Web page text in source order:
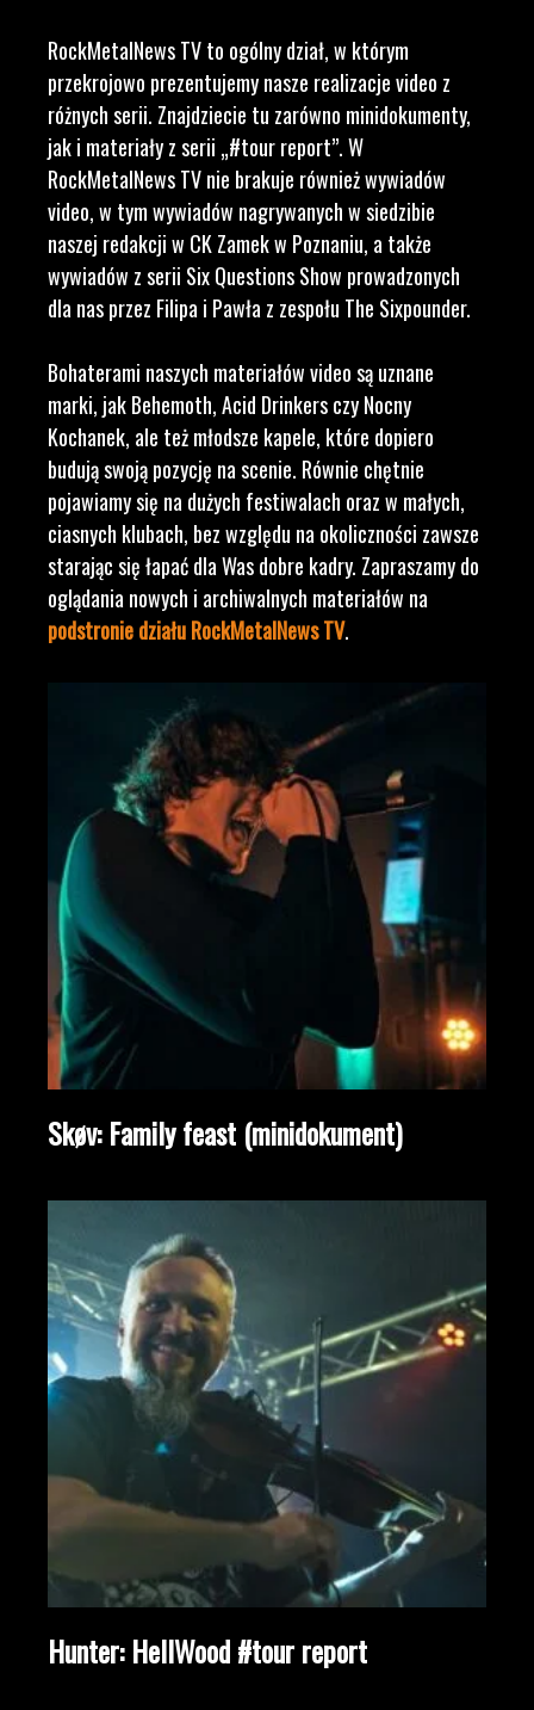
RockMetalNews TV to ogólny dział, w którym
przekrojowo prezentujemy nasze realizacje video z
różnych serii. Znajdziecie tu zarówno minidokumenty,
jak i materiały z serii „#tour report”. W
RockMetalNews TV nie brakuje również wywiadów
video, w tym wywiadów nagrywanych w siedzibie
naszej redakcji w CK Zamek w Poznaniu, a także
wywiadów z serii Six Questions Show prowadzonych
dla nas przez Filipa i Pawła z zespołu The Sixpounder.
Bohaterami naszych materiałów video są uznane
marki, jak Behemoth, Acid Drinkers czy Nocny
Kochanek, ale też młodsze kapele, które dopiero
budują swoją pozycję na scenie. Równie chętnie
pojawiamy się na dużych festiwalach oraz w małych,
ciasnych klubach, bez względu na okoliczności zawsze
starając się łapać dla Was dobre kadry. Zapraszamy do
oglądania nowych i archiwalnych materiałów na
podstronie działu RockMetalNews TV.
Skøv: Family feast (minidokument)
Hunter: HellWood #tour report